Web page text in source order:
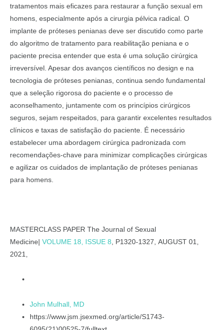
tratamentos mais eficazes para restaurar a função sexual em
homens, especialmente após a cirurgia pélvica radical. O
implante de próteses penianas deve ser discutido como parte
do algoritmo de tratamento para reabilitação peniana e o
paciente precisa entender que esta é uma solução cirúrgica
irreversível. Apesar dos avanços científicos no design e na
tecnologia de próteses penianas, continua sendo fundamental
que a seleção rigorosa do paciente e o processo de
aconselhamento, juntamente com os princípios cirúrgicos
seguros, sejam respeitados, para garantir excelentes resultados
clínicos e taxas de satisfação do paciente. É necessário
estabelecer uma abordagem cirúrgica padronizada com
recomendações-chave para minimizar complicações cirúrgicas
e agilizar os cuidados de implantação de próteses penianas
para homens.
MASTERCLASS PAPER The Journal of Sexual
Medicine| VOLUME 18, ISSUE 8, P1320-1327, AUGUST 01,
2021,
John Mulhall, MD
https://www.jsm.jsexmed.org/article/S1743-